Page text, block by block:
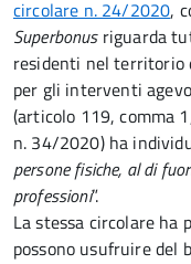
circolare n. 24/2020,
Superbonusriguarda
residenti nel territorio
per gli interventi
(articolo 119, comma
n. 34/2020) ha
persone fisiche, al di
professioni”.
La stessa circolare ha
possono usufruire del